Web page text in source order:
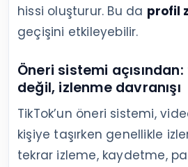
hissi oluşturur. Bu da profil
geçişini etkileyebilir.
Öneri sistemi
değil, izlenme davranışı
TikTok’un öneri sistemi,
kişiye taşırken genellikle
tekrar izleme, kaydetme,